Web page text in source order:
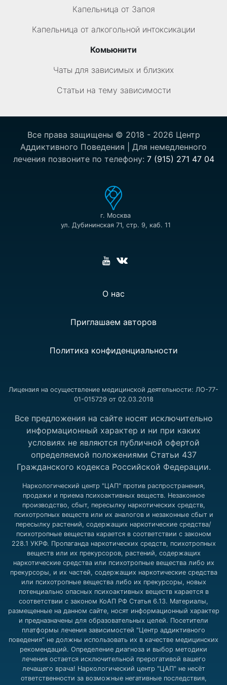
Капельница от Запоя
Капельница от алкогольной интоксикации
Комьюнити
Чаты для зависимых и близких
Статьи на тему зависимости
Все права защищены © 2018 - 2026 Центр
Аддиктивного Поведения | Для немедленного
лечения позвоните по телефону: 7 (915) 271 47 04
г. Москва
ул. Дубининская 71, стр. 9, каб. 11
О нас
Приглашаем авторов
Политика конфиденциальности
Лицензия на осуществление медицинской деятельности: ЛО-77-
01-015729 от 02.03.2018
Все предложения на сайте носят исключительно
информационный характер и ни при каких
условиях не являются публичной офертой
определяемой положениями Статьи 437
Гражданского кодекса Российской Федерации.
Наркологический центр "ЦАП" против распространения,
продажи и приема психоактивных веществ. Незаконное
производство, сбыт, пересылку наркотических средств,
психотропных веществ или их аналогов и незаконные сбыт и
пересылку растений, содержащих наркотические средства/
психотропные вещества карается в соответствии с законом
228.1 УКРФ. Пропаганда наркотических средств, психотропных
веществ или их прекурсоров, растений, содержащих
наркотические средства или психотропные вещества либо их
прекурсоры, и их частей, содержащих наркотические средства
или психотропные вещества либо их прекурсоры, новых
потенциально опасных психоактивных веществ карается в
соответствии с законом КоАП РФ Статья 6.13. Материалы,
размещенные на данном сайте, носят информационный характер
и предназначены для образовательных целей. Посетители
платформы лечения зависимостей "Центр аддиктивного
поведения" не должны использовать их в качестве медицинских
рекомендаций. Определение диагноза и выбор методики
лечения остается исключительной прерогативой вашего
лечащего врача! Наркологический центр "ЦАП" не несёт
ответственности за возможные негативные последствия,